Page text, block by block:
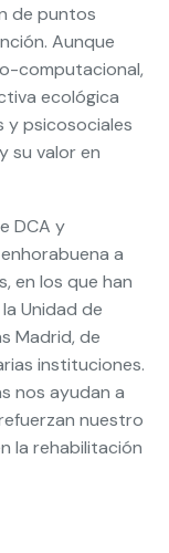
de puntos
Aunque
computacional,
ecológica
psicosociales
su valor en
DCA y
a
en los que han
Unidad de
Madrid, de
instituciones.
nos ayudan a
nuestro
la rehabilitación